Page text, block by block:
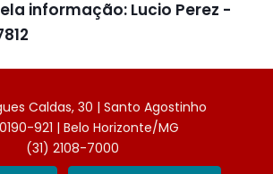
informação: Lucio Perez -
Caldas, 30 | Santo Agostinho
921 | Belo Horizonte/MG
(31) 2108-7000